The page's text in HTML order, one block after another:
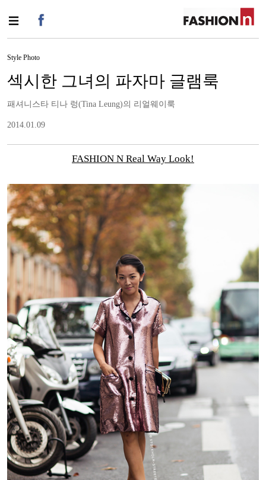
Style Photo
섹시한 그녀의 파자마 글램룩
패셔니스타 티나 렁(Tina Leung)의 리얼웨이룩
2014.01.09
FASHION N Real Way Look!